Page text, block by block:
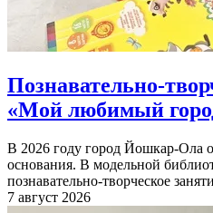
Познавательно-
«Мой любимый
В 2026 году город Йошкар-Ола
основания. В модельной
познавательно-творческое
7 август 2026